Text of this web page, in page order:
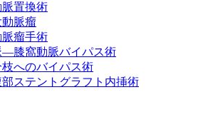
置換術
脈瘤
瘤手術
―膝窩動脈バイパス術
へのバイパス術
ステントグラフト内挿術